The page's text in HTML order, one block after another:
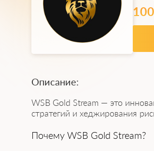
Описание:
WSB Gold Stream — это
стратегий и хеджирования
Почему WSB Gold Stream?